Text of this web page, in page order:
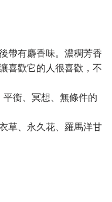
帶有麝香味。濃稠芳香
喜歡它的人很喜歡，不
衡、冥想、無條件的
草、永久花、羅馬洋甘